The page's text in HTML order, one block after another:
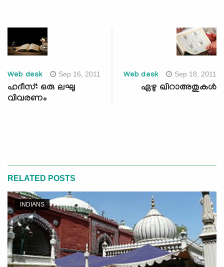
Web desk Sep 16, 2011
ഹദീസ്: ഒരു ലഘു
വിവരണം
Web desk Sep 18, 2011
ഏഴു ഖിറാഅതുകള്‍
RELATED POSTS
INDIANS